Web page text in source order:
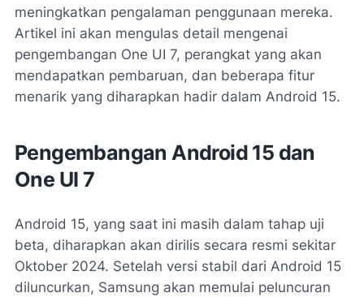
meningkatkan pengalaman penggunaan mereka.
Artikel ini akan mengulas detail mengenai
pengembangan One UI 7, perangkat yang akan
mendapatkan pembaruan, dan beberapa fitur
menarik yang diharapkan hadir dalam Android 15.
Pengembangan Android 15 dan
One UI 7
Android 15, yang saat ini masih dalam tahap uji
beta, diharapkan akan dirilis secara resmi sekitar
Oktober 2024. Setelah versi stabil dari Android 15
diluncurkan, Samsung akan memulai peluncuran